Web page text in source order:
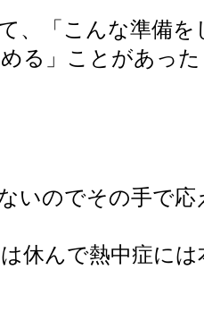
、「こんな準備を
る」ことがあっ
いのでその手で
休んで熱中症に